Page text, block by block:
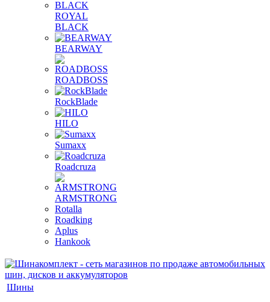
ROYAL
BLACK
BEARWAY
ROADBOSS
RockBlade
HILO
Sumaxx
Roadcruza
ARMSTRONG
Rotalla
Roadking
Aplus
Hankook
Шины